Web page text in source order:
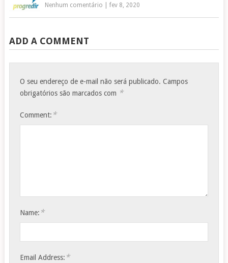
Nenhum comentário fev 8, 2020
ADD A COMMENT
O seu endereço de e-mail não será publicado. Campos
obrigatórios são marcados com *
Comment: *
Name: *
Email Address: *